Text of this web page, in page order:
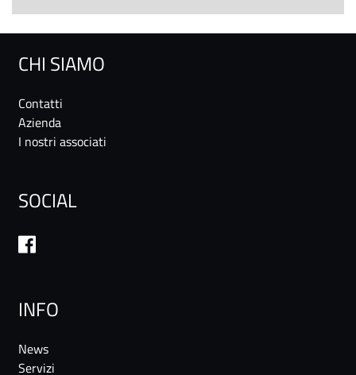
CHI SIAMO
Contatti
Azienda
I nostri associati
SOCIAL
INFO
News
Servizi